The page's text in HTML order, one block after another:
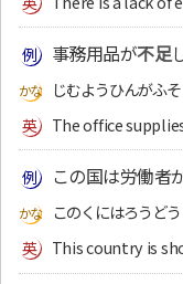
事務用品が不足
じむようひんがふそ
The office
この国は労働者
このくにはろうど
This country is